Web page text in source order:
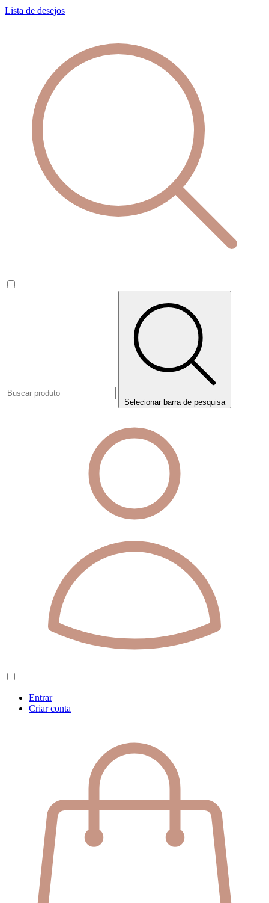
Lista de desejos
Selecionar barra de pesquisa
Entrar
Criar conta